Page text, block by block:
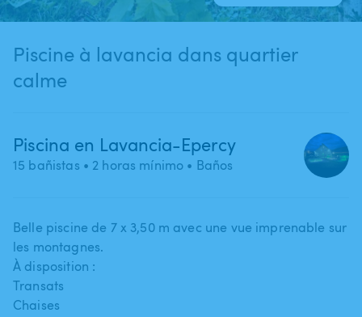
Piscine à lavancia dans quartier
calme
Piscina en Lavancia-Epercy
15 bañistas • 2 horas mínimo • Baños
Belle piscine de 7 x 3​,​50 m avec une vue imprenable sur
les montagnes.
À disposition :
Transats
Chaises